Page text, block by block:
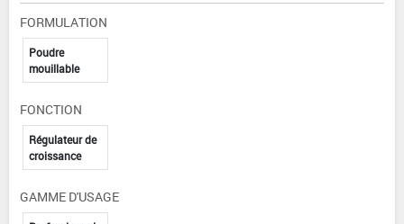
FORMULATION
Poudre
mouillable
FONCTION
Régulateur de
croissance
GAMME D'USAGE